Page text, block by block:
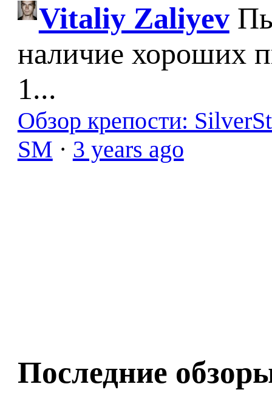
Vitaliy Zaliyev
наличие хороших
1...
Обзор крепости:
SM · 3 years ago
Последние